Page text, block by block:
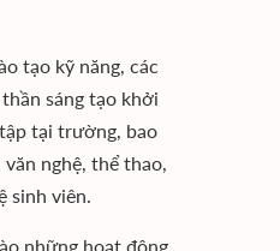
tạo kỹ năng, các
sáng tạo khởi
tại trường, bao
nghệ, thể thao,
sinh viên.
những hoạt động